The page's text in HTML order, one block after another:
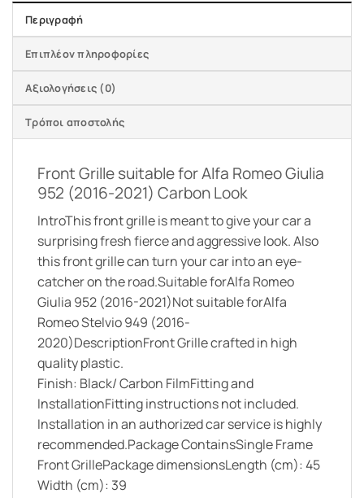
Περιγραφή
Επιπλέον πληροφορίες
Αξιολογήσεις (0)
Τρόποι αποστολής
Front Grille suitable for Alfa Romeo Giulia
952 (2016-2021) Carbon Look
IntroThis front grille is meant to give your car a
surprising fresh fierce and aggressive look. Also
this front grille can turn your car into an eye-
catcher on the road.Suitable forAlfa Romeo
Giulia 952 (2016-2021)Not suitable forAlfa
Romeo Stelvio 949 (2016-
2020)DescriptionFront Grille crafted in high
quality plastic.
Finish: Black/ Carbon FilmFitting and
InstallationFitting instructions not included.
Installation in an authorized car service is highly
recommended.Package ContainsSingle Frame
Front GrillePackage dimensionsLength (cm): 45
Width (cm): 39